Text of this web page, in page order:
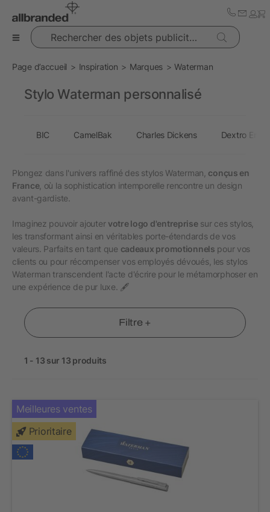
Rechercher des objets publicitaires
Page d’accueil Inspiration Marques Waterman
Plongez dans l'univers raffiné des stylos Waterman, conçus en
France, où la sophistication intemporelle rencontre un design
avant-gardiste.
Imaginez pouvoir ajouter votre logo d'entreprisesur ces stylos,
les transformant ainsi en véritables porte-étendards de vos
valeurs. Parfaits en tant que cadeaux promotionnels pour vos
clients ou pour récompenser vos employés dévoués, les stylos
Waterman transcendent l'acte d'écrire pour le métamorphoser en
une expérience de pur luxe. 🖋
Filtre +
1 - 13 sur 13 produits
Meilleures ventes
Prioritaire
Stylo Waterman personnalisé
BIC CamelBak Charles Dickens Dextro